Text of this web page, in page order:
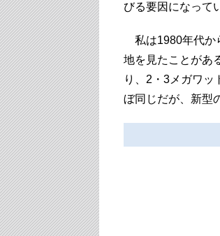
びる要因になって
私は1980年代か
地を見たことがあ
り、2・3メガワッ
ぼ同じだが、新型